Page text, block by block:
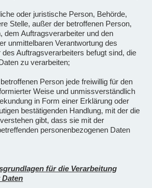
oder juristische Person, Behörde,
Stelle, außer der betroffenen Person,
dem Auftragsverarbeiter und den
unmittelbaren Verantwortung des
Auftragsverarbeiters befugt sind, die
zu verarbeiten;
Person jede freiwillig für den
Weise und unmissverständlich
in Form einer Erklärung oder
bestätigenden Handlung, mit der die
gibt, dass sie mit der
personenbezogenen Daten
für die Verarbeitung